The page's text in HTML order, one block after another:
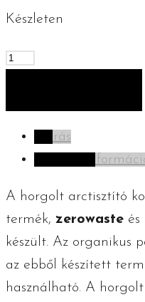
Készleten
Horgolt
csomag
kék
mennyiség
Leírás
További
A horgolt arctisztító
termék, zerowaste és
készült. Az organikus
az ebből készített
használható. A